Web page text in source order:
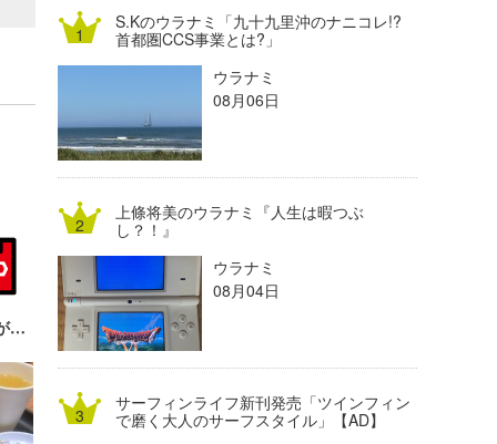
服部予報士のウラナミ『助けられる命がある』
熊谷素子
植村未来
大野”MAR”修聖
喜納海人
ECE
H
KID
KOBU
KY
MIN
mitz
OYZ
S.Kのウラナミ「九十九里沖のナニコレ!?
首都圏CCS事業とは?」
ウラナミ
08月06日
上條将美のウラナミ『人生は暇つぶ
し？！』
ウラナミ
08月04日
サーフィンライフ新刊発売「ツインフィン
で磨く大人のサーフスタイル」【AD】